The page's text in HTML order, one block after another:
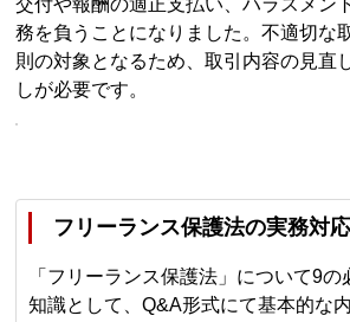
交付や報酬の適正支払い、ハラスメン
務を負うことになりました。不適切な
則の対象となるため、取引内容の見直
しが必要です。
フリーランス保護法の実務対
「フリーランス保護法」について9の
知識として、Q&A形式にて基本的な